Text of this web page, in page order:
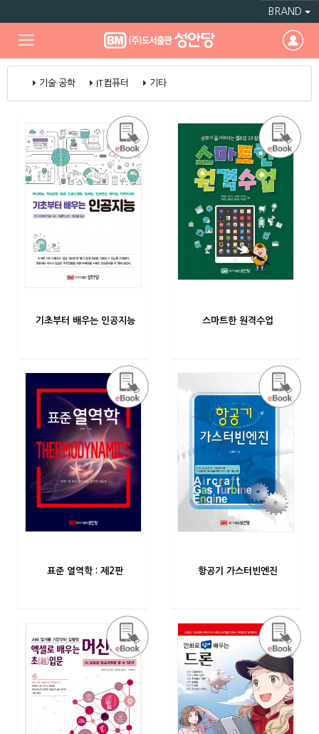
BRAND
기술·공학 IT컴퓨터 기타
기초부터 배우는 인공지능 스마트한 원격수업
표준 열역학 : 제2판 항공기 가스터빈엔진